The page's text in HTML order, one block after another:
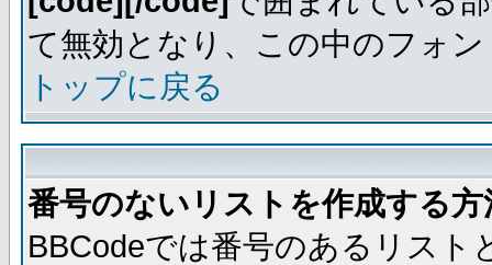
て無効となり、この中のフォ
トップに戻る
番号のないリストを作成する方
BBCodeでは番号のあるリス